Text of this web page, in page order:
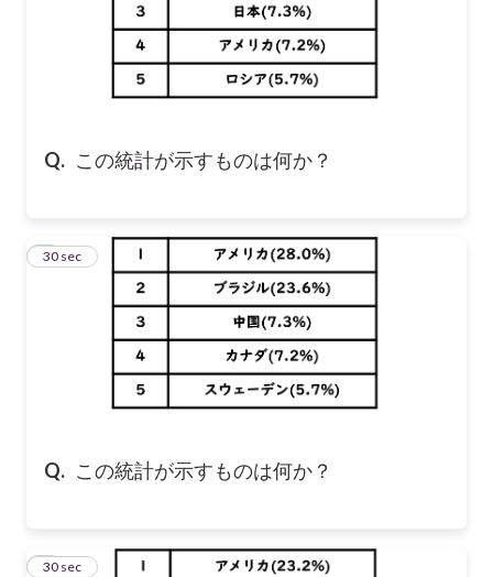
Q. この統計が示すものは何か？
Q. この統計が示すものは何か？
7
30 sec
8
30 sec